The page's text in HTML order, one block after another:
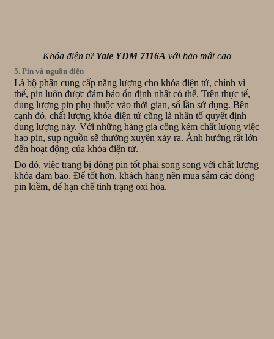
Khóa điện tử Yale YDM 7116A với bảo mật cao
5. Pin và nguồn điện
Là bộ phận cung cấp năng lượng cho khóa điện tử, chính vì
thế, pin luôn được đảm bảo ổn định nhất có thể. Trên thực tế,
dung lượng pin phụ thuộc vào thời gian, số lần sử dụng. Bên
cạnh đó, chất lượng khóa điện tử cũng là nhân tố quyết định
dung lượng này. Với những hàng gia công kém chất lượng việc
hao pin, sụp nguồn sẽ thường xuyên xảy ra. Ảnh hưởng rất lớn
đến hoạt động của khóa điện tử.
Do đó, việc trang bị dòng pin tốt phải song song với chất lượng
khóa đảm bảo. Để tốt hơn, khách hàng nên mua sắm các dòng
pin kiềm, để hạn chế tình trạng oxi hóa.